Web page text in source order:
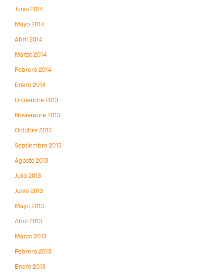
Junio 2014
Mayo 2014
Abril 2014
Marzo 2014
Febrero 2014
Enero 2014
Diciembre 2013
Noviembre 2013
Octubre 2013
Septiembre 2013
Agosto 2013
Julio 2013
Junio 2013
Mayo 2013
Abril 2013
Marzo 2013
Febrero 2013
Enero 2013